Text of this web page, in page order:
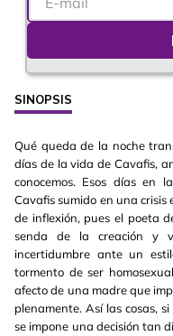
SINOPSIS
Qué queda de la noche
días de la vida de Cavafis,
conocemos. Esos días en
Cavafis sumido en una
de inflexión, pues el poeta
senda de la creación y
incertidumbre ante un
tormento de ser
afecto de una madre que
plenamente. Así las cosas,
se impone una decisión tan